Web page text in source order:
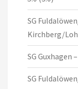
SG
Kirchberg/
SG Guxhagen
SG